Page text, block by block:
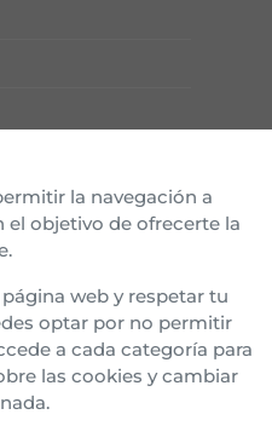
la navegación a
el objetivo de ofrecerte la
web y respetar tu
optar por no permitir
a cada categoría para
las cookies y cambiar